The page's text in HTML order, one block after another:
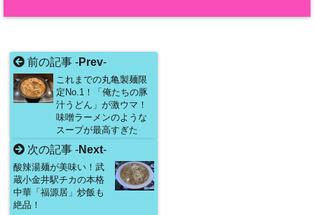
前の記事 -Prev-
これまでの丸亀製麺限
定No.1！「俺たちの豚
汁うどん」が激ウマ！
味噌ラーメンのような
スープが最高すぎた
次の記事 -Next-
酸辣湯麺が美味い！武
蔵小金井駅チカの本格
中華「福源居」炒飯も
絶品！